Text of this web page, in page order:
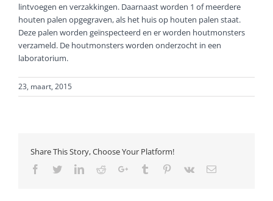
lintvoegen en verzakkingen. Daarnaast worden 1 of meerdere
houten palen opgegraven, als het huis op houten palen staat.
Deze palen worden geïnspecteerd en er worden houtmonsters
verzameld. De houtmonsters worden onderzocht in een
laboratorium.
23, maart, 2015
Share This Story, Choose Your Platform!
Facebook
TwitterLinkedIn
RedditGoogle+Tumblr Pinterest
Vk Email